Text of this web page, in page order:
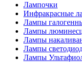
Лампочки
Инфракрасные
Лампы
Лампы
Лампы
Лампы
Лампы